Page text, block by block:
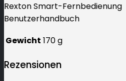
Rexton Smart-Fernbedienung
Benutzerhandbuch
Gewicht 170 g
Rezensionen